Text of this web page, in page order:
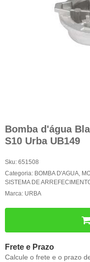
Bomba d'água
S10 Urba UB149
Sku: 651508
Categoria: BOMBA D'AGUA,
SISTEMA DE
Marca: URBA
Frete e Prazo
Calcule o frete e o prazo